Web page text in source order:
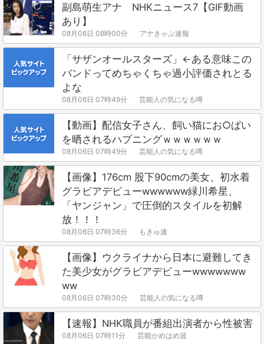
副島萌生アナ NHKニュース7【GIF動画
あり】
08月06日 08時00分 アナきゃぷ速報
「サザンオールスターズ」←ある意味この
バンドってめちゃくちゃ過小評価されとる
よな
08月06日 07時49分 芸能人の気になる噂
【動画】配信女子さん、飼い猫にお○ぱい
を晒されるハプニングｗｗｗｗｗｗ
08月06日 07時49分 芸能人の気になる噂
【画像】176cm 股下90cmの美女、初水着
グラビアデビューwwwwww緑川希星、
「ヤンジャン」で圧倒的スタイルを初解
放！！！
08月06日 07時36分 もきゅ速
【画像】ウクライナから日本に避難してき
た美少女がグラビアデビューwwwwwww
ww
08月06日 07時30分 芸能人の気になる噂
【速報】NHK職員が番組出演者から性被害
08月06日 07時11分 芸能かめはめ波